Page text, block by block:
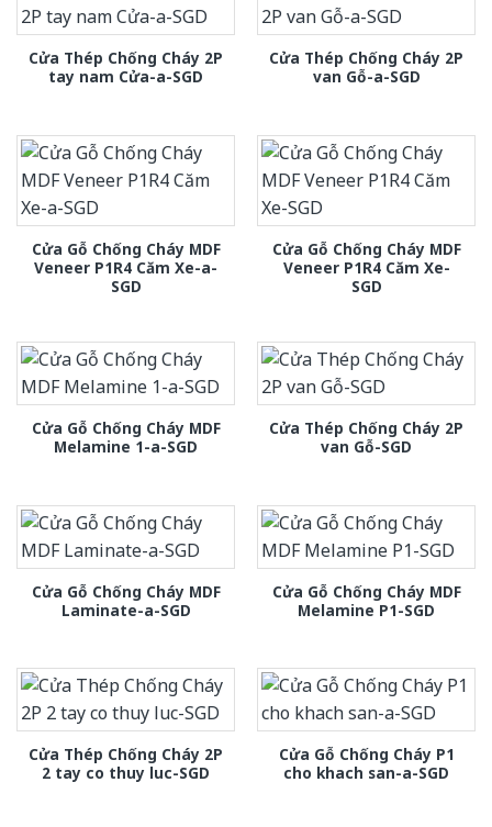
Cửa Thép Chống Cháy 2P
tay nam Cửa-a-SGD
Cửa Thép Chống Cháy 2P
van Gỗ-a-SGD
Cửa Gỗ Chống Cháy MDF
Veneer P1R4 Căm Xe-a-
SGD
Cửa Gỗ Chống Cháy MDF
Veneer P1R4 Căm Xe-
SGD
Cửa Gỗ Chống Cháy MDF
Melamine 1-a-SGD
Cửa Thép Chống Cháy 2P
van Gỗ-SGD
Cửa Gỗ Chống Cháy MDF
Laminate-a-SGD
Cửa Gỗ Chống Cháy MDF
Melamine P1-SGD
Cửa Thép Chống Cháy 2P
2 tay co thuy luc-SGD
Cửa Gỗ Chống Cháy P1
cho khach san-a-SGD